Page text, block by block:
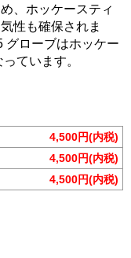
、ホッケースティ
性も確保されま
グローブはホッケー
ています。
4,500円(内税)
4,500円(内税)
4,500円(内税)